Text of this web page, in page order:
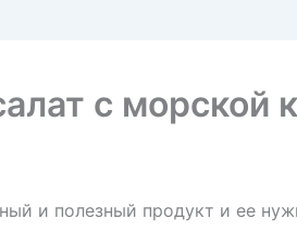
с морской
и полезный продукт и ее